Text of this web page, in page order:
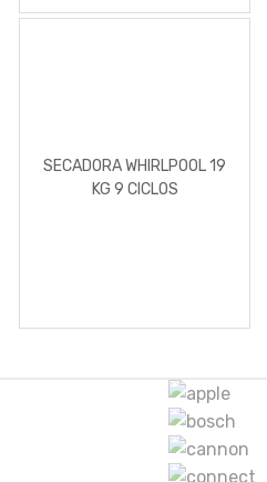
SECADORA WHIRLPOOL 19
KG 9 CICLOS